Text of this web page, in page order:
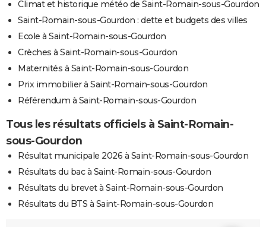
Climat et historique météo de Saint-Romain-sous-Gourdon
Saint-Romain-sous-Gourdon : dette et budgets des villes
Ecole à Saint-Romain-sous-Gourdon
Crèches à Saint-Romain-sous-Gourdon
Maternités à Saint-Romain-sous-Gourdon
Prix immobilier à Saint-Romain-sous-Gourdon
Référendum à Saint-Romain-sous-Gourdon
Tous les résultats officiels à Saint-Romain-
sous-Gourdon
Résultat municipale 2026 à Saint-Romain-sous-Gourdon
Résultats du bac à Saint-Romain-sous-Gourdon
Résultats du brevet à Saint-Romain-sous-Gourdon
Résultats du BTS à Saint-Romain-sous-Gourdon